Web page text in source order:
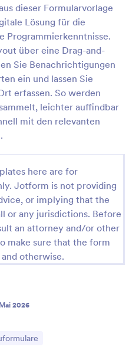
dieser Formularvorlage
Lösung für die
Programmierkenntnisse.
über eine Drag-and-
Sie Benachrichtigungen
ein und lassen Sie
erfassen. So werden
leichter auffindbar
mit den relevanten
here are for
Jotform is not providing
or implying that the
or any jurisdictions. Before
an attorney and/or other
make sure that the form
otherwise.
2026
Kategorie:
wird von
um den Überblick über